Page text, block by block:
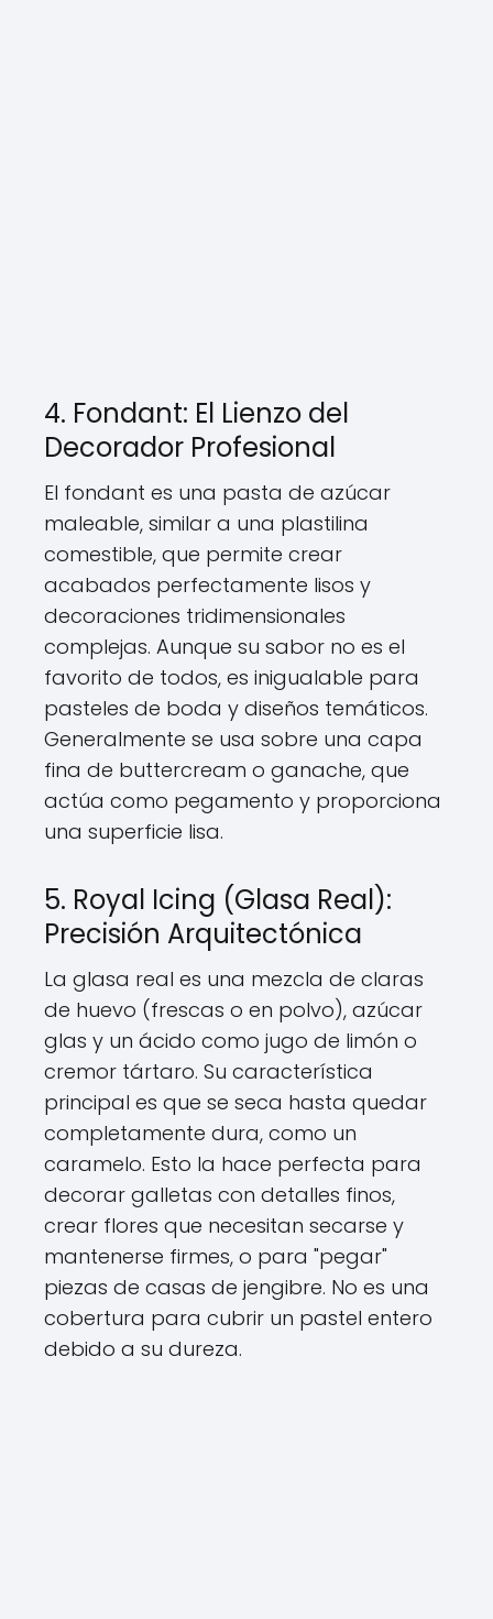
4. Fondant: El Lienzo del
Decorador Profesional
El fondant es una pasta de azúcar
maleable, similar a una plastilina
comestible, que permite crear
acabados perfectamente lisos y
decoraciones tridimensionales
complejas. Aunque su sabor no es el
favorito de todos, es inigualable para
pasteles de boda y diseños temáticos.
Generalmente se usa sobre una capa
fina de buttercream o ganache, que
actúa como pegamento y proporciona
una superficie lisa.
5. Royal Icing (Glasa Real):
Precisión Arquitectónica
La glasa real es una mezcla de claras
de huevo (frescas o en polvo), azúcar
glas y un ácido como jugo de limón o
cremor tártaro. Su característica
principal es que se seca hasta quedar
completamente dura, como un
caramelo. Esto la hace perfecta para
decorar galletas con detalles finos,
crear flores que necesitan secarse y
mantenerse firmes, o para "pegar"
piezas de casas de jengibre. No es una
cobertura para cubrir un pastel entero
debido a su dureza.